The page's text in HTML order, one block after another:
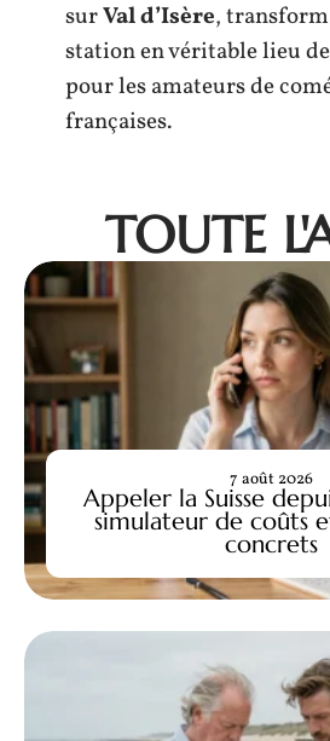
surVal d’Isère,
station en véritable lieu
pour les amateurs de
françaises.
TOUTE
Appeler la Suisse
simulateur de coûts
concrets
7 août 2026